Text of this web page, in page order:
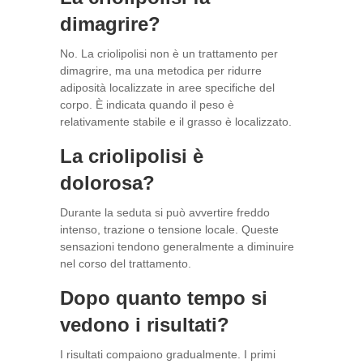
dimagrire?
No. La criolipolisi non è un trattamento per
dimagrire, ma una metodica per ridurre
adiposità localizzate in aree specifiche del
corpo. È indicata quando il peso è
relativamente stabile e il grasso è localizzato.
La criolipolisi è
dolorosa?
Durante la seduta si può avvertire freddo
intenso, trazione o tensione locale. Queste
sensazioni tendono generalmente a diminuire
nel corso del trattamento.
Dopo quanto tempo si
vedono i risultati?
I risultati compaiono gradualmente. I primi